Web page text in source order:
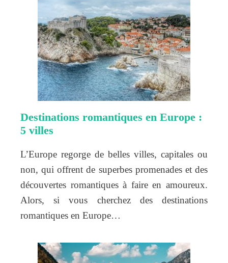
Destinations romantiques en Europe :
5 villes
L’Europe regorge de belles villes, capitales ou
non, qui offrent de superbes promenades et des
découvertes romantiques à faire en amoureux.
Alors, si vous cherchez des destinations
romantiques en Europe…